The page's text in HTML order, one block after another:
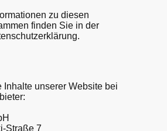
zu diesen
finden Sie in der
Inhalte unserer Website bei
Straße 7